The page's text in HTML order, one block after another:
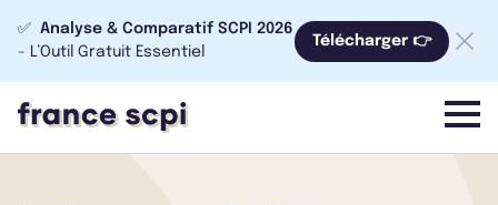
✅ Analyse & Comparatif SCPI 2026
- L’Outil Gratuit Essentiel
Télécharger 👉
menu